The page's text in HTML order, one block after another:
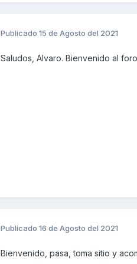
Publicado 15 de Agosto del 2021
Saludos, Alvaro. Bienvenido al
Publicado 16 de Agosto del 2021
Bienvenido, pasa, toma sitio y